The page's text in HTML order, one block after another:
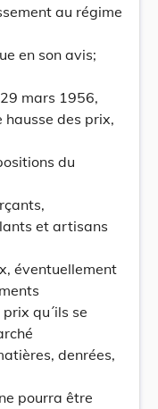
au régime
en son avis;
mars 1956,
des prix,
du
et artisans
éventuellement
qu´ils se
denrées,
pourra être